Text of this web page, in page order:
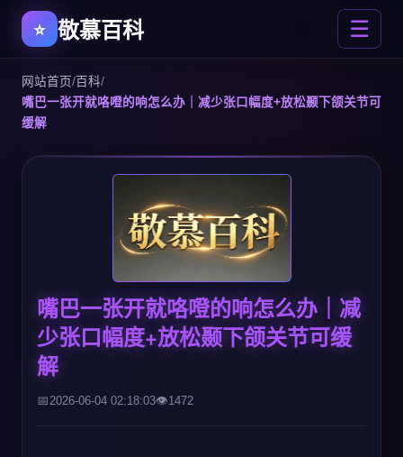
敬慕百科 ☰
网站首页/百科/
嘴巴一张开就咯噔的响怎么办｜减少张口幅度+放松颞下颌关节可
缓解
嘴巴一张开就咯噔的响怎么办｜减
少张口幅度+放松颞下颌关节可缓
解
2026-06-04 02:18:03 1472